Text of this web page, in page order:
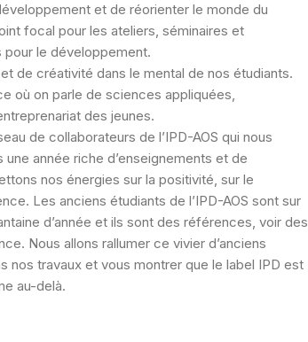
et de réorienter le monde du
focal pour les ateliers, séminaires et
le développement.
de créativité dans le mental de nos étudiants.
où on parle de sciences appliquées,
des jeunes.
de collaborateurs de l’IPD-AOS qui nous
année riche d’enseignements et de
nos énergies sur la positivité, sur le
Les anciens étudiants de l’IPD-AOS sont sur
d’année et ils sont des références, voir des
Nous allons rallumer ce vivier d’anciens
nos travaux et vous montrer que le label IPD est
au-delà.